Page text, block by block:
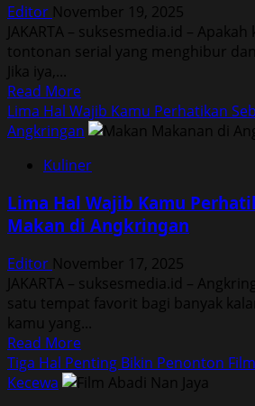
Editor November 19, 2025
JAKARTA – suksesmedia.id –
tontonan serial yang menghibur
Jika iya,...
Read MoreRead
more
about
Drakor
Kiss:
Komedi
Penuh
Tawa
Lima Hal Wajib Kamu Perhatikan
Angkringan
Kuliner
Lima Hal Wajib Kamu
Makan di Angkringan
Editor November 17, 2025
JAKARTA – suksesmedia.id –
satu tempat favorit bagi banyak
kamu yang...
Read MoreRead
more
about
Tiga Hal Penting Bikin Penonton
Kecewa